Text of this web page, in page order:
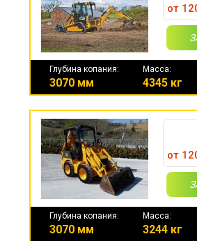
от
Глубина копания:
3070 мм
Масса:
4345 кг
от
Глубина копания:
3070 мм
Масса:
3244 кг